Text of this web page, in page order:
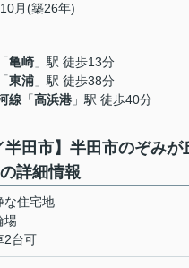
月(築26年)
「亀崎 」駅 徒歩13分
「東浦 」駅 徒歩38分
線 「高浜港 」駅 徒歩40分
半田市】半田市のぞみが
詳細情報
な住宅地
場
2台可